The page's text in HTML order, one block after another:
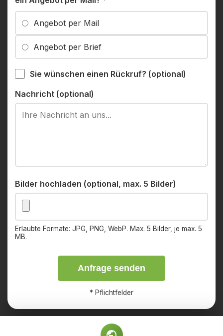
Angebot per Mail
Angebot per Brief
Sie wünschen einen Rückruf? (optional)
Nachricht (optional)
Bilder hochladen (optional, max. 5 Bilder)
Erlaubte Formate: JPG, PNG, WebP. Max. 5 Bilder, je max. 5
MB.
Anfrage senden
* Pflichtfelder